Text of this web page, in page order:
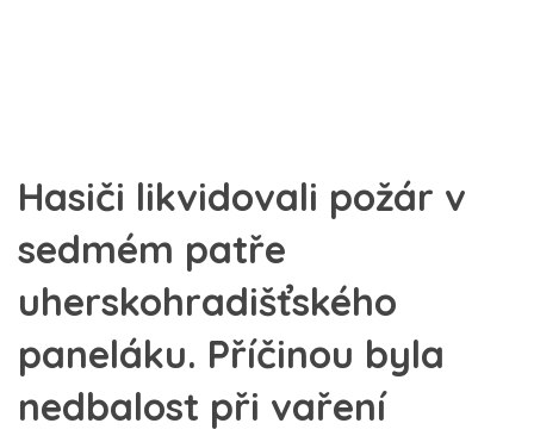
Hasiči likvidovali požár v
sedmém patře
uherskohradišťského
paneláku. Příčinou byla
nedbalost při vaření